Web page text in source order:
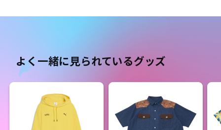
よく一緒に見られているグッズ